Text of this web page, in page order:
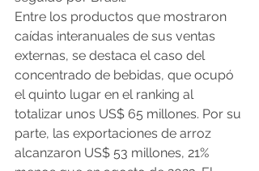
Entre los productos que mostraron
caídas interanuales de sus ventas
externas, se destaca el caso del
concentrado de bebidas, que ocupó
el quinto lugar en el ranking al
totalizar unos US$ 65 millones. Por su
parte, las exportaciones de arroz
alcanzaron US$ 53 millones, 21%